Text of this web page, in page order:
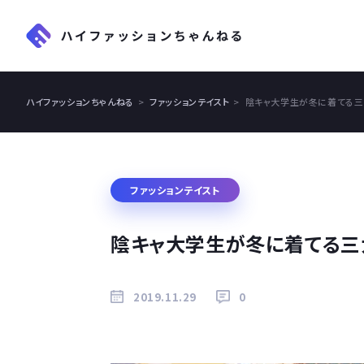
ハイファッションちゃんねる ファッションテイスト 陰キャ大学生が冬に着てる
ファッションテイスト
陰キャ大学生が冬に着てる三
2019.11.29 0